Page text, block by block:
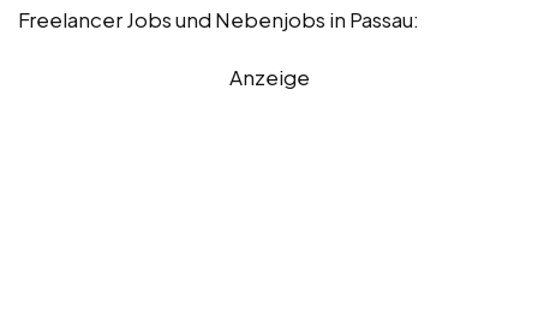
Freelancer Jobs und Nebenjobs in Passau:
Anzeige